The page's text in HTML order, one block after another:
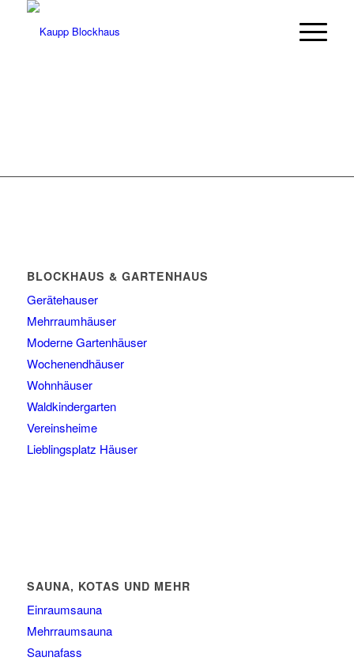
BLOCKHAUS & GARTENHAUS
Gerätehauser
Mehrraumhäuser
Moderne Gartenhäuser
Wochenendhäuser
Wohnhäuser
Waldkindergarten
Vereinsheime
Lieblingsplatz Häuser
SAUNA, KOTAS UND MEHR
Einraumsauna
Mehrraumsauna
Saunafass